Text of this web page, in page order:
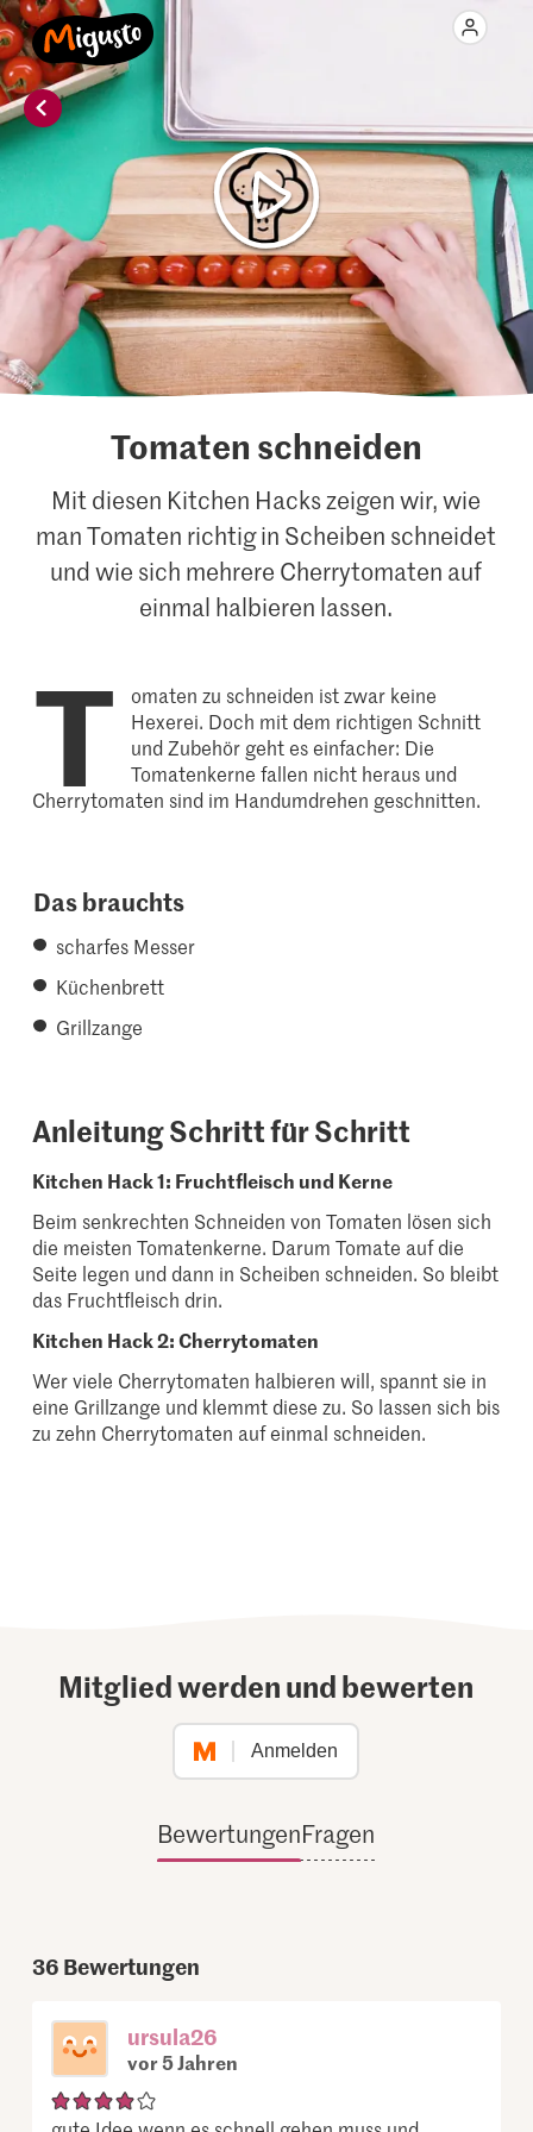
Tomaten schneiden
Mit diesen Kitchen Hacks zeigen wir, wie
man Tomaten richtig in Scheiben schneidet
und wie sich mehrere Cherrytomaten auf
einmal halbieren lassen.
T
omaten zu schneiden ist zwar keine
Hexerei. Doch mit dem richtigen Schnitt
und Zubehör geht es einfacher: Die
Tomatenkerne fallen nicht heraus und
Cherrytomaten sind im Handumdrehen geschnitten.
Das brauchts
scharfes Messer
Küchenbrett
Grillzange
Anleitung Schritt für Schritt
Kitchen Hack 1: Fruchtfleisch und Kerne
Beim senkrechten Schneiden von Tomaten lösen sich
die meisten Tomatenkerne. Darum Tomate auf die
Seite legen und dann in Scheiben schneiden. So bleibt
das Fruchtfleisch drin.
Kitchen Hack 2: Cherrytomaten
Wer viele Cherrytomaten halbieren will, spannt sie in
eine Grillzange und klemmt diese zu. So lassen sich bis
zu zehn Cherrytomaten auf einmal schneiden.
Mitglied werden und bewerten
Anmelden
BewertungenFragen
36 Bewertungen
ursula26
vor 5 Jahren